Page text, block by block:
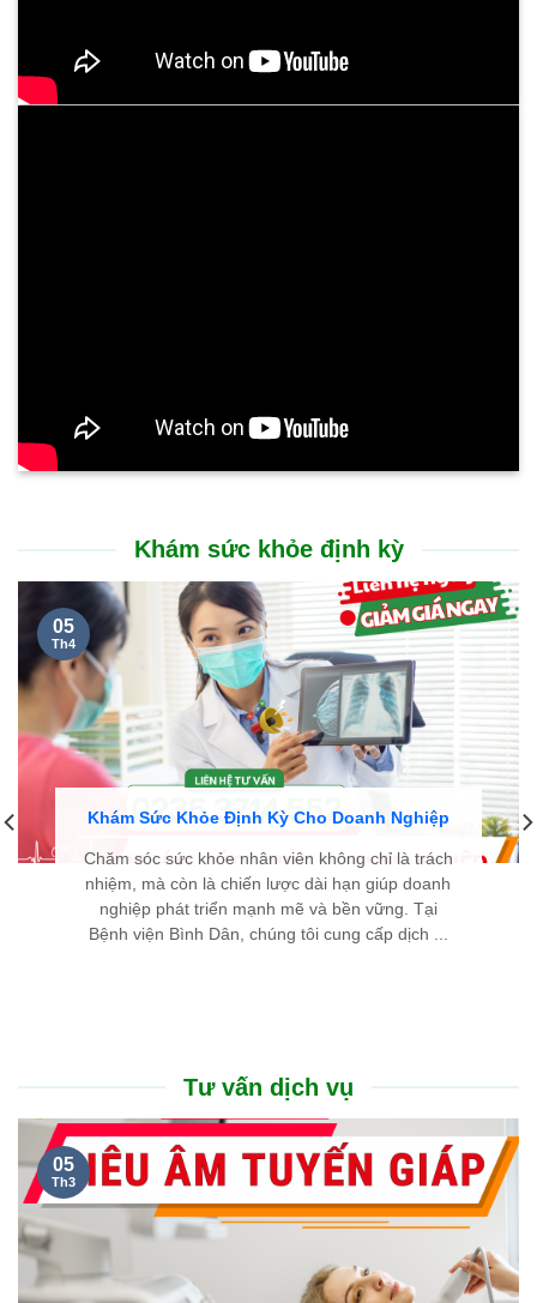
Khám sức khỏe định kỳ
Khám Sức Khỏe Định Kỳ Cho Doanh Nghiệp
Chăm sóc sức khỏe nhân viên không chỉ là trách
nhiệm, mà còn là chiến lược dài hạn giúp doanh
nghiệp phát triển mạnh mẽ và bền vững. Tại
Bệnh viện Bình Dân, chúng tôi cung cấp dịch ...
05
Th4
Tư vấn dịch vụ
05
Th3